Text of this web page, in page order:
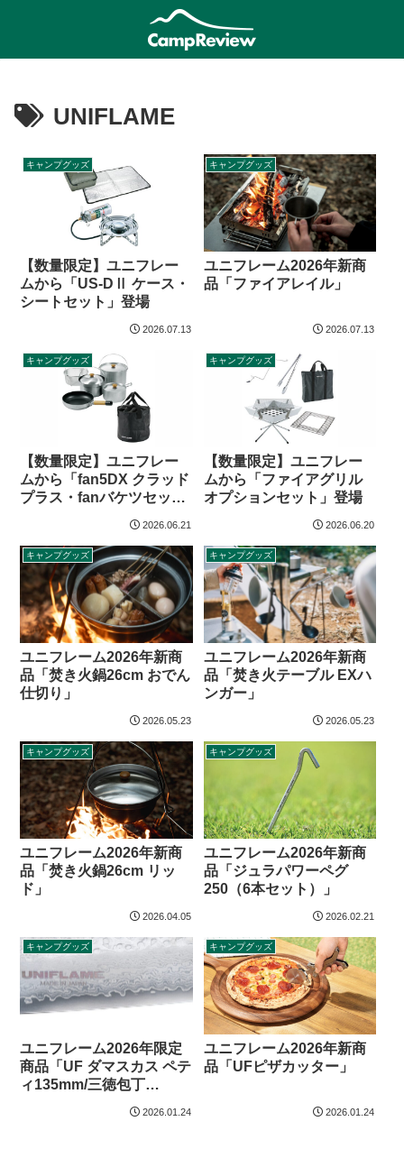
UNIFLAME
キャンプグッズ
【数量限定】ユニフレー
ムから「US-DⅡ ケース・
シートセット」登場
2026.07.13
キャンプグッズ
ユニフレーム2026年新商
品「ファイアレイル」
2026.07.13
キャンプグッズ
【数量限定】ユニフレー
ムから「fan5DX クラッド
プラス・fanバケツセッ
2026.06.21
キャンプグッズ
【数量限定】ユニフレー
ムから「ファイアグリル
オプションセット」登場
2026.06.20
キャンプグッズ
ユニフレーム2026年新商
品「焚き火鍋26cm おでん
仕切り」
2026.05.23
キャンプグッズ
ユニフレーム2026年新商
品「焚き火テーブル EXハ
ンガー」
2026.05.23
キャンプグッズ
ユニフレーム2026年新商
品「焚き火鍋26cm リッ
ド」
2026.04.05
キャンプグッズ
ユニフレーム2026年新商
品「ジュラパワーペグ
250（6本セット）」
2026.02.21
キャンプグッズ
ユニフレーム2026年限定
商品「UF ダマスカス ペテ
ィ135mm/三徳包丁
2026.01.24
キャンプグッズ
ユニフレーム2026年新商
品「UFピザカッター」
2026.01.24